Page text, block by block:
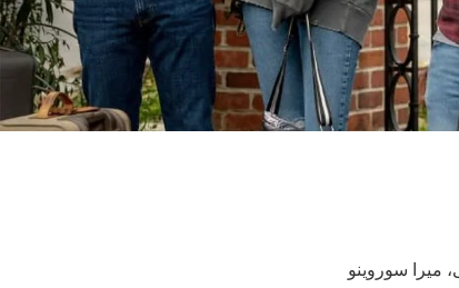
میرا سوروینو